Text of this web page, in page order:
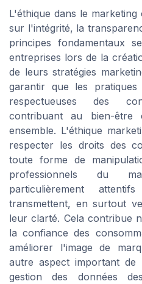
L'éthique dans le
sur l'intégrité, la
principes fondamentaux
entreprises lors de la
de leurs stratégies
garantir que les
respectueuses des
contribuant au bien-
ensemble. L'éthique
respecter les droits des
toute forme de
professionnels du
particulièrement
transmettent, en surtout
leur clarté. Cela contribue
la confiance des
améliorer l'image de
autre aspect important de
gestion des données